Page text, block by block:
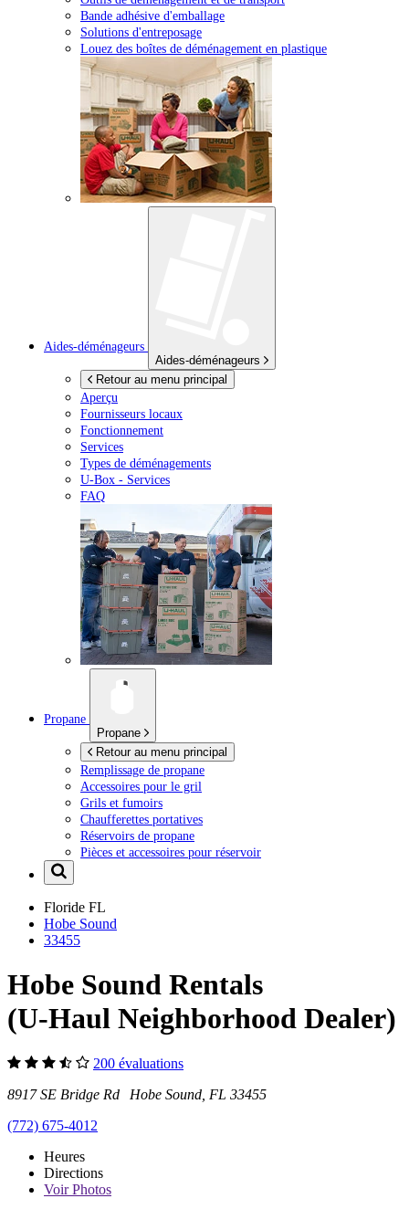
Bande adhésive d'emballage
Solutions d'entreposage
Louez des boîtes de déménagement en plastique
Aides-déménageurs
Aides-déménageurs
Retour au menu principal
Aperçu
Fournisseurs locaux
Fonctionnement
Services
Types de déménagements
U-Box - Services
FAQ
Propane
Propane
Retour au menu principal
Remplissage de propane
Accessoires pour le gril
Grils et fumoirs
Chaufferettes portatives
Réservoirs de propane
Pièces et accessoires pour réservoir
Floride FL
Hobe Sound
33455
Hobe Sound Rentals
(U-Haul Neighborhood Dealer)
200 évaluations
8917 SE Bridge Rd Hobe Sound, FL 33455
(772) 675-4012
Heures
Directions
VoirPhotos